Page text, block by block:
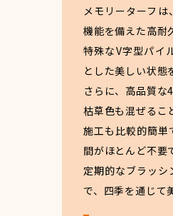
メモリーターフ
機能を備えた高耐
特殊なV字型パイ
とした美しい状態
さらに、高品質な
枯草色も混ぜるこ
施工も比較的簡単
間がほとんど不要
定期的なブラッ
で、四季を通じて